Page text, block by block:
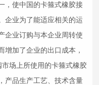
，使中国的卡箍式橡胶接
企业为了能适应相关的运
企业订购与本企业周转使
增加了企业的出口成本，
场上所使用的卡箍式橡胶
产品生产工艺、技术含量